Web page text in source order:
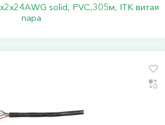
solid, PVC,305м, ITK витая
пара